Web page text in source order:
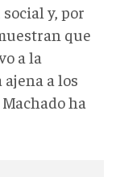
y, por
que
a la
a los
ha